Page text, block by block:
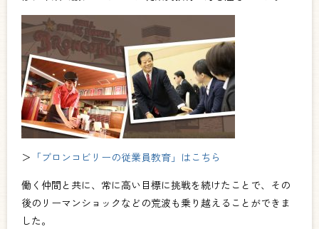
＞ 「ブロンコビリーの従業員教育」はこちら
働く仲間と共に、常に高い目標に挑戦を続けたことで、その
後のリーマンショックなどの荒波も乗り越えることができま
した。